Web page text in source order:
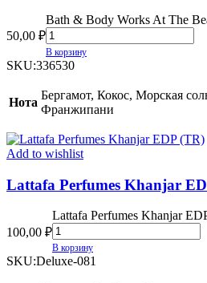
50,00 ₽
Bath & Body Works At The
В корзину
SKU:336530
Нота
Бергамот, Кокос, Морская
Франжипани
Add to wishlist
Lattafa Perfumes Khanjar
100,00 ₽
Lattafa Perfumes Khanjar
В корзину
SKU:Deluxe-081